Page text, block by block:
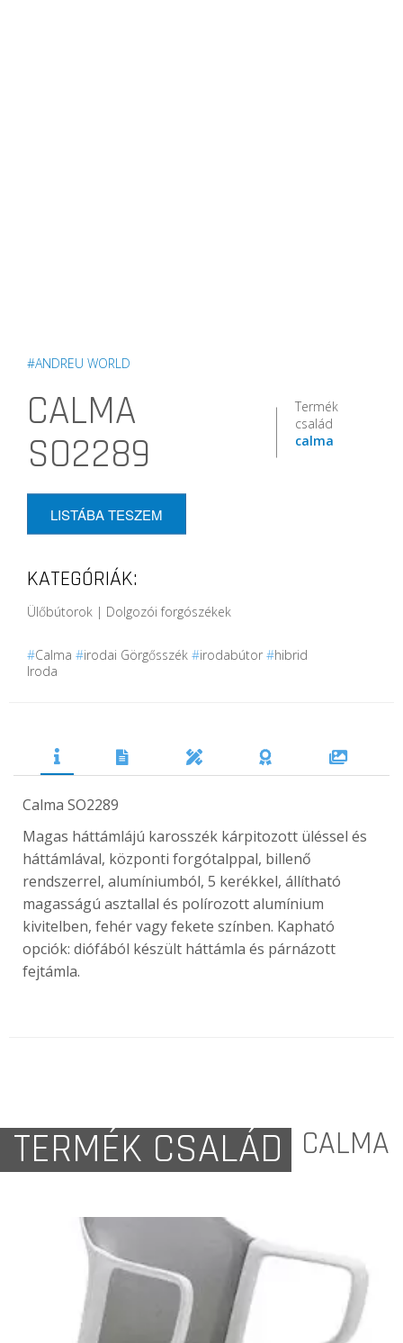
#ANDREU WORLD
CALMA
SO2289
Termék
család
calma
LISTÁBA TESZEM
KATEGÓRIÁK:
Ülőbútorok | Dolgozói forgószékek
#Calma #irodai Görgősszék #irodabútor #hibrid
Iroda
Calma SO2289
Magas háttámlájú karosszék kárpitozott üléssel és
háttámlával, központi forgótalppal, billenő
rendszerrel, alumíniumból, 5 kerékkel, állítható
magasságú asztallal és polírozott alumínium
kivitelben, fehér vagy fekete színben. Kapható
opciók: diófából készült háttámla és párnázott
fejtámla.
TERMÉK CSALÁD CALMA